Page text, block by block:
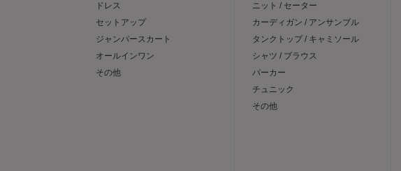
ドレス
セットアップ
ジャンパースカート
オールインワン
その他
ニット / セーター
カーディガン / アンサンブル
タンクトップ / キャミソール
シャツ / ブラウス
パーカー
チュニック
その他